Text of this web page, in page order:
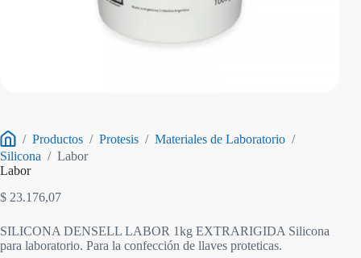
Inicio
/ Productos / Protesis / Materiales de Laboratorio /
Silicona / Labor
Labor
$ 23.176,07
SILICONA DENSELL LABOR 1kg EXTRARIGIDA Silicona
para laboratorio. Para la confección de llaves proteticas.